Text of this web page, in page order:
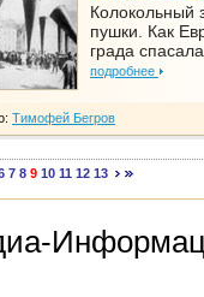
Колокольный
пушки. Как
града
подробнее
Тимофей Бегров
7 8 9 10 11 12 13